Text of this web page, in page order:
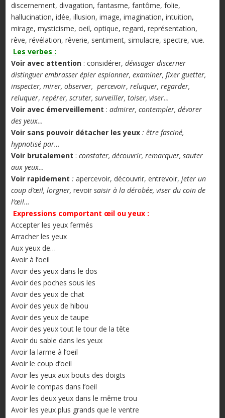
discernement, divagation, fantasme, fantôme, folie,
hallucination, idée, illusion, image, imagination, intuition,
mirage, mysticisme, oeil, optique, regard, représentation,
rêve, révélation, rêverie, sentiment, simulacre, spectre, vue.
Les verbes :
Voir avec attention: considérer, dévisager discerner
distinguer embrasserépier espionner, examiner, fixer guetter,
inspecter, mirer, observer, percevoir, reluquer, regarder,
reluquer, repérer, scruter, surveiller, toiser, viser…
Voir avec émerveillement : admirer, contempler, dévorer
des yeux…
Voir sans pouvoir détacher les yeux : être fasciné,
hypnotisé par…
Voir brutalement : constater, découvrir, remarquer, sauter
aux yeux…
Voir rapidement : apercevoir, découvrir, entrevoir, jeter un
coup d’œil, lorgner, revoirsaisir à la dérobée, viser du coin de
l’œil…
Expressions comportant œil ou yeux :
Accepter les yeux fermés
Arracher les yeux
Aux yeux de…
Avoir à l’oeil
Avoir des yeux dans le dos
Avoir des poches sous les
Avoir des yeux de chat
Avoir des yeux de hibou
Avoir des yeux de taupe
Avoir des yeux tout le tour de la tête
Avoir du sable dans les yeux
Avoir la larme à l’oeil
Avoir le coup d’oeil
Avoir les yeux aux bouts des doigts
Avoir le compas dans l’oeil
Avoir les deux yeux dans le même trou
Avoir les yeux plus grands que le ventre